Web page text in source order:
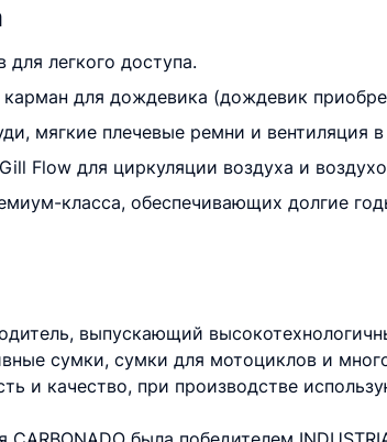
легкого доступа.
для дождевика (дождевик
мягкие плечевые ремни и вентиляция
Flow для циркуляции воздуха и
класса, обеспечивающих долгие
выпускающий
сумки, сумки для мотоциклов и
и качество, при производстве